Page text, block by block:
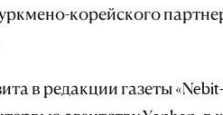
корейского
в редакции газеты